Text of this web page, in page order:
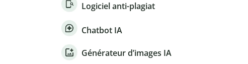
Logiciel anti-plagiat
Chatbot IA
Générateur d’images IA